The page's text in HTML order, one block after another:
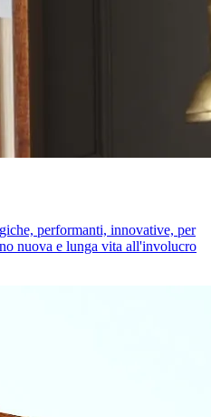
performanti, innovative, per
nuova e lunga vita all'involucro